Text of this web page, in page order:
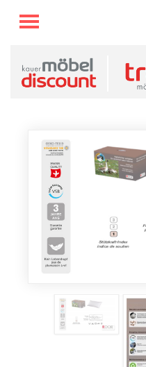
TOGGLE